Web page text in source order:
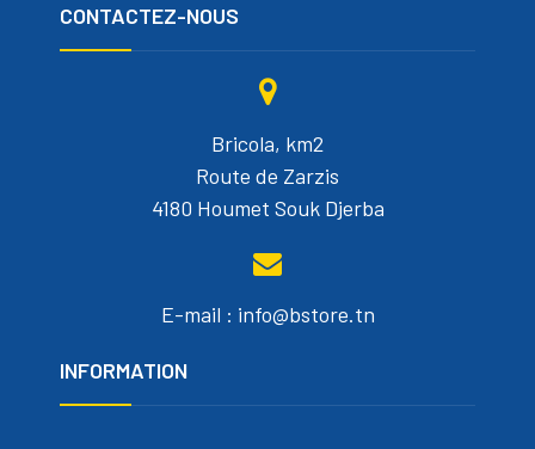
CONTACTEZ-NOUS
Bricola, km2
Route de Zarzis
4180 Houmet Souk Djerba
E-mail : info@bstore.tn
INFORMATION